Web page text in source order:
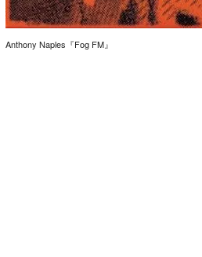
Anthony Naples『Fog FM』